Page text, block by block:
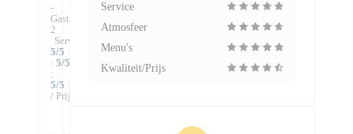
-
Gasten
2
Service
5/5 Atmosfeer
: 5/5
Keuken
:
5/5
/ Prijs
Service
Atmosfeer
Menu's
Kwaliteit/Prijs